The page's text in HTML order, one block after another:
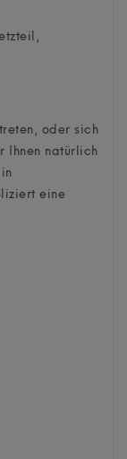
oder sich
Ihnen natürlich
eine